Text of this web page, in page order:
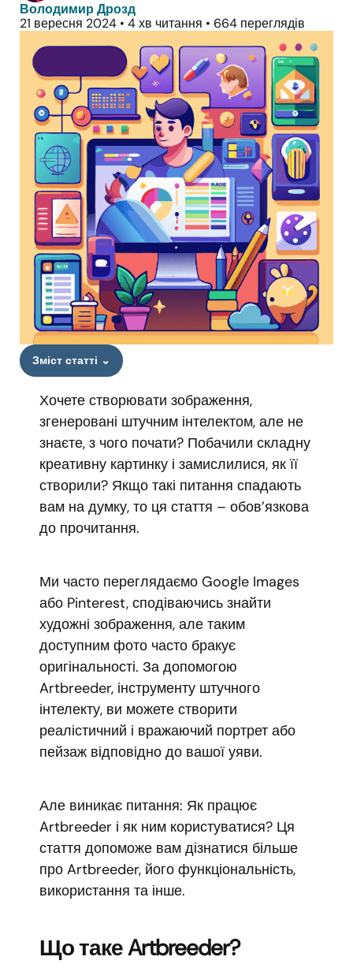
Володимир Дрозд
21 вересня 2024 • 4 хв читання • 664 переглядів
Зміст статті ⌄
Хочете створювати зображення,
згенеровані штучним інтелектом, але не
знаєте, з чого почати? Побачили складну
креативну картинку і замислилися, як її
створили? Якщо такі питання спадають
вам на думку, то ця стаття – обов’язкова
до прочитання.
Ми часто переглядаємо Google Images
або Pinterest, сподіваючись знайти
художні зображення, але таким
доступним фото часто бракує
оригінальності. За допомогою
Artbreeder, інструменту штучного
інтелекту, ви можете створити
реалістичний і вражаючий портрет або
пейзаж відповідно до вашої уяви.
Але виникає питання: Як працює
Artbreeder і як ним користуватися? Ця
стаття допоможе вам дізнатися більше
про Artbreeder, його функціональність,
використання та інше.
Що таке Artbreeder?